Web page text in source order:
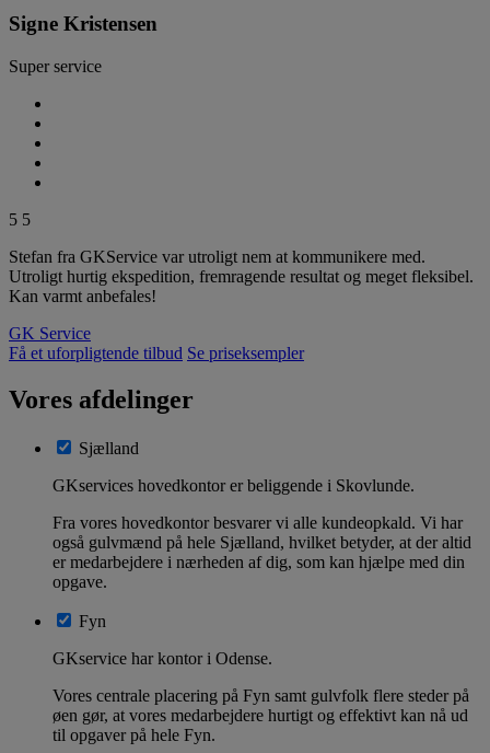
Signe Kristensen
Super service
5 5
Stefan fra GKService var utroligt nem at kommunikere med.
Utroligt hurtig ekspedition, fremragende resultat og meget fleksibel.
Kan varmt anbefales!
GK Service
Få et uforpligtende tilbud Se priseksempler
Vores afdelinger
Sjælland
GKservices hovedkontor er beliggende i Skovlunde.
Fra vores hovedkontor besvarer vi alle kundeopkald. Vi har
også gulvmænd på hele Sjælland, hvilket betyder, at der altid
er medarbejdere i nærheden af dig, som kan hjælpe med din
opgave.
Fyn
GKservice har kontor i Odense.
Vores centrale placering på Fyn samt gulvfolk flere steder på
øen gør, at vores medarbejdere hurtigt og effektivt kan nå ud
til opgaver på hele Fyn.